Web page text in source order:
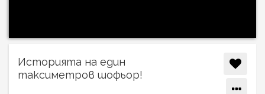
Историята на един
таксиметров шофьор!